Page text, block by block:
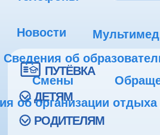
Новости
Сведения об
Смены
об организации
ПУТЁВКА
ДЕТЯМ
РОДИТЕЛЯМ